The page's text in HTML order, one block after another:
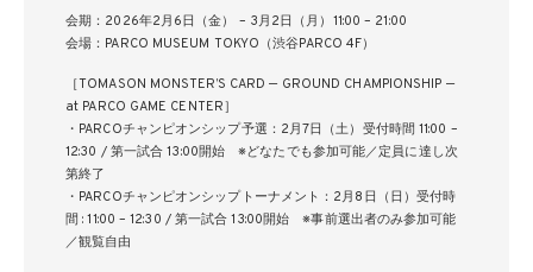
会期：2026年2月6日（金） – 3月2日（月）11:00 – 21:00
会場：PARCO MUSEUM TOKYO（渋谷PARCO 4F）
［TOMASON MONSTER’S CARD ‒ GROUND CHAMPIONSHIP ‒
at PARCO GAME CENTER］
・PARCOチャンピオンシップ予選：2月7日（土）受付時間 11:00 –
12:30 / 第一試合 13:00開始 ※どなたでも参加可能／定員に達し次
第終了
・PARCOチャンピオンシップトーナメント：2月8日（日）受付時
間 : 11:00 – 12:30 / 第一試合 13:00開始 ※事前選出者のみ参加可能
／観覧自由